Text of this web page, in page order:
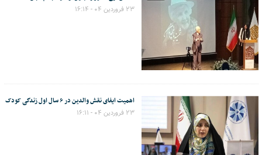
۲۳ فروردین ۰۴ - ۱۶:۱۴
اهمیت ایفای نقش والدین در ۶ سال اول زندگی کودک
۲۳ فروردین ۰۴ - ۱۶:۱۱